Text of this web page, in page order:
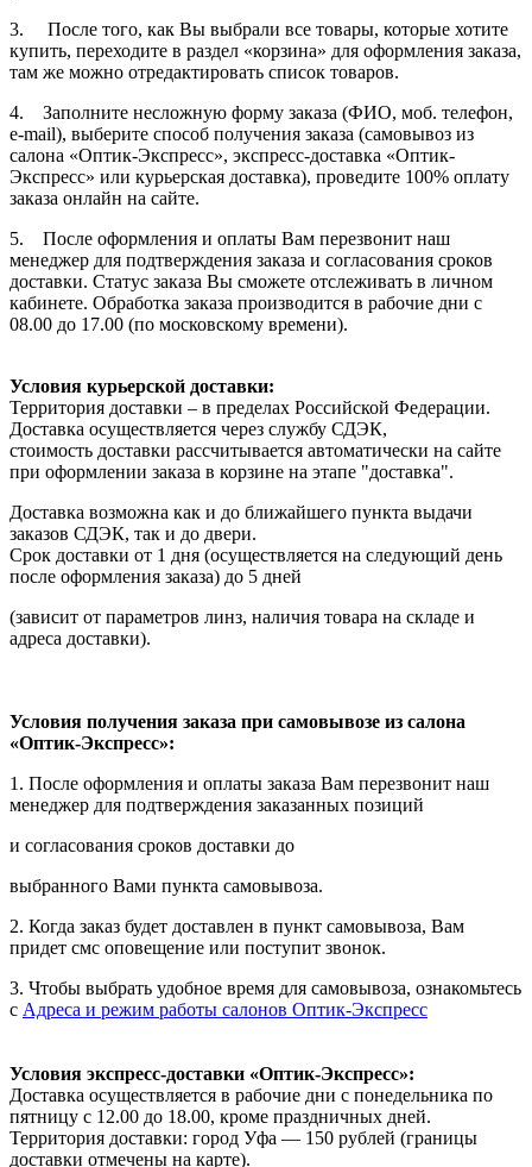
3. После того, как Вы выбрали все товары, которые хотите
купить, переходите в раздел «корзина» для оформления заказа,
там же можно отредактировать список товаров.
4. Заполните несложную форму заказа (ФИО, моб. телефон,
e-mail), выберите способ получения заказа (самовывоз из
салона «Оптик-Экспресс», экспресс-доставка «Оптик-
Экспресс» или курьерская доставка), проведите 100% оплату
заказа онлайн на сайте.
5. После оформления и оплаты Вам перезвонит наш
менеджер для подтверждения заказа и согласования сроков
доставки. Статус заказа Вы сможете отслеживать в личном
кабинете. Обработка заказа производится в рабочие дни с
08.00 до 17.00 (по московскому времени).
Условия курьерской доставки:
Территория доставки – в пределах Российской Федерации.
Доставка осуществляется через службу СДЭК,
стоимость доставки рассчитывается автоматически на сайте
при оформлении заказа в корзине на этапе "доставка".
Доставка возможна как и до ближайшего пункта выдачи
заказов СДЭК, так и до двери.
Срок доставки от 1 дня (осуществляется на следующий день
после оформления заказа) до 5 дней
(зависит от параметров линз, наличия товара на складе и
адреса доставки).
Условия получения заказа при самовывозе из салона
«Оптик-Экспресс»:
1. После оформления и оплаты заказа Вам перезвонит наш
менеджер для подтверждения заказанных позиций
и согласования сроков доставки до
выбранного Вами пункта самовывоза.
2. Когда заказ будет доставлен в пункт самовывоза, Вам
придет смс оповещение или поступит звонок.
3. Чтобы выбрать удобное время для самовывоза, ознакомьтесь
с Адреса и режим работы салонов Оптик-Экспресс
Условия экспресс-доставки «Оптик-Экспресс»:
Доставка осуществляется в рабочие дни с понедельника по
пятницу с 12.00 до 18.00, кроме праздничных дней.
Территория доставки: город Уфа — 150 рублей (границы
доставки отмечены на карте).